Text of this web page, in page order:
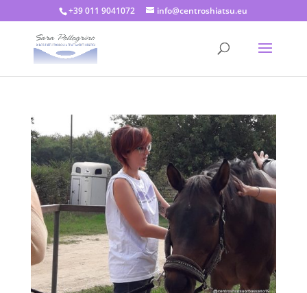
+39 011 9041072 info@centroshiatsu.eu